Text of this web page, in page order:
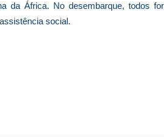
da África. No desembarque, todos
social.